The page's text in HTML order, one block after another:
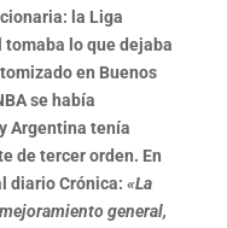
: la Liga
tomaba lo que dejaba
en Buenos
se había
Argentina tenía
de tercer orden. En
diario Crónica: «La
general,